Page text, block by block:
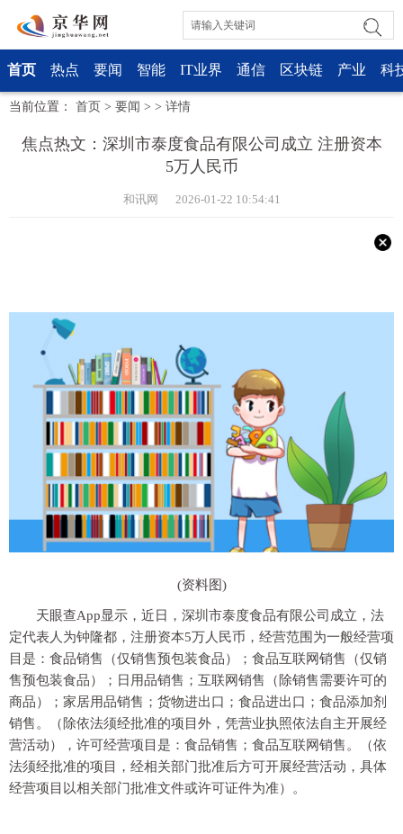
首页 热点 要闻 智能 IT业界 通信 区块链 产业 科
当前位置： 首页 > 要闻 > > 详情
焦点热文：深圳市泰度食品有限公司成立 注册资本
5万人民币
和讯网 2026-01-22 10:54:41
(资料图)
天眼查App显示，近日，深圳市泰度食品有限公司成立，法
定代表人为钟隆都，注册资本5万人民币，经营范围为一般经营项
目是：食品销售（仅销售预包装食品）；食品互联网销售（仅销
售预包装食品）；日用品销售；互联网销售（除销售需要许可的
商品）；家居用品销售；货物进出口；食品进出口；食品添加剂
销售。（除依法须经批准的项目外，凭营业执照依法自主开展经
营活动），许可经营项目是：食品销售；食品互联网销售。（依
法须经批准的项目，经相关部门批准后方可开展经营活动，具体
经营项目以相关部门批准文件或许可证件为准）。